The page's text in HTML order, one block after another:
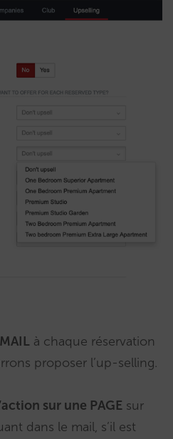
à chaque réservation
proposer l’up-selling.
sur une PAGE sur
dans le mail, s’il est